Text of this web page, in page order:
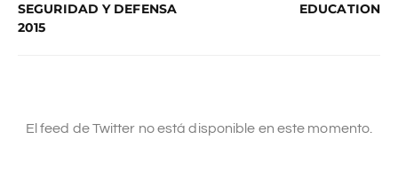
SEGURIDAD Y DEFENSA
2015
EDUCATION
El feed de Twitter no está disponible en este momento.